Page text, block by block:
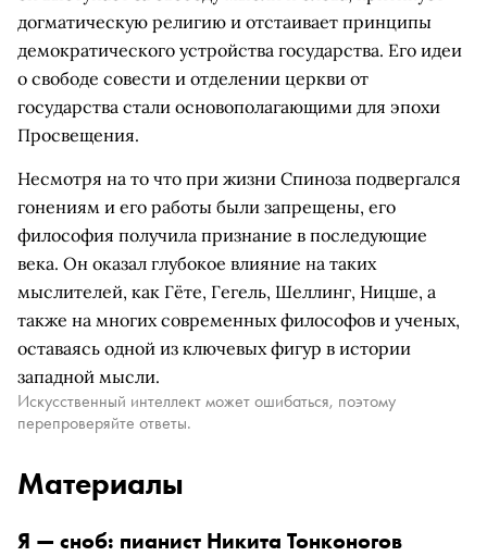
догматическую религию и отстаивает принципы
демократического устройства государства. Его идеи
о свободе совести и отделении церкви от
государства стали основополагающими для эпохи
Просвещения.
Несмотря на то что при жизни Спиноза подвергался
гонениям и его работы были запрещены, его
философия получила признание в последующие
века. Он оказал глубокое влияние на таких
мыслителей, как Гёте, Гегель, Шеллинг, Ницше, а
также на многих современных философов и ученых,
оставаясь одной из ключевых фигур в истории
западной мысли.
Искусственный интеллект может ошибаться, поэтому
перепроверяйте ответы.
Материалы
Я — сноб: пианист Никита Тонконогов